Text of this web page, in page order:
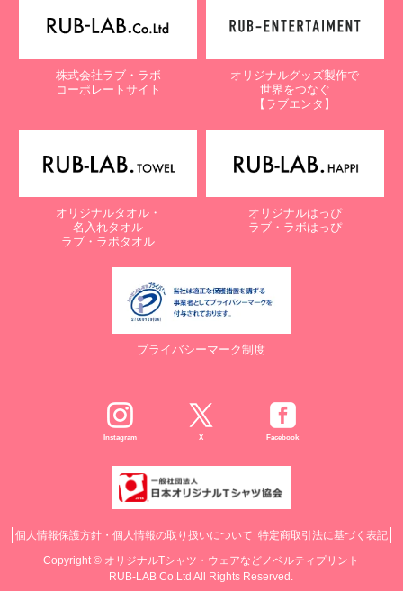
株式会社ラブ・ラボ
コーポレートサイト
オリジナルグッズ製作で
世界をつなぐ
【ラブエンタ】
オリジナルタオル・
名入れタオル
ラブ・ラボタオル
オリジナルはっぴ
ラブ・ラボはっぴ
プライバシーマーク制度
Instagram X Facebook
個人情報保護方針・個人情報の取り扱いについて 特定商取引法に基づく表記
Copyright © オリジナルTシャツ・ウェアなどノベルティプリント
RUB-LAB Co.Ltd All Rights Reserved.